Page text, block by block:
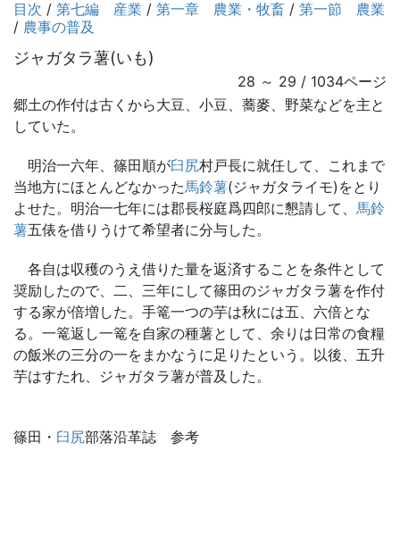
目次 / 第七編 産業 / 第一章 農業・牧畜 / 第一節 農業
/ 農事の普及
ジャガタラ薯(いも)
28 ～ 29 / 1034ページ
郷土の作付は古くから大豆、小豆、蕎麥、野菜などを主と
していた。
明治一六年、篠田順が臼尻村戸長に就任して、これまで
当地方にほとんどなかった馬鈴薯(ジャガタライモ)をとり
よせた。明治一七年には郡長桜庭爲四郎に懇請して、 馬鈴
薯五俵を借りうけて希望者に分与した。
各自は収穫のうえ借りた量を返済することを条件として
奨励したので、二、三年にして篠田のジャガタラ薯を作付
する家が倍増した。手篭一つの芋は秋には五、六倍とな
る。一篭返し一篭を自家の種薯として、余りは日常の食糧
の飯米の三分の一をまかなうに足りたという。以後、五升
芋はすたれ、ジャガタラ薯が普及した。
篠田・ 臼尻部落沿革誌 参考